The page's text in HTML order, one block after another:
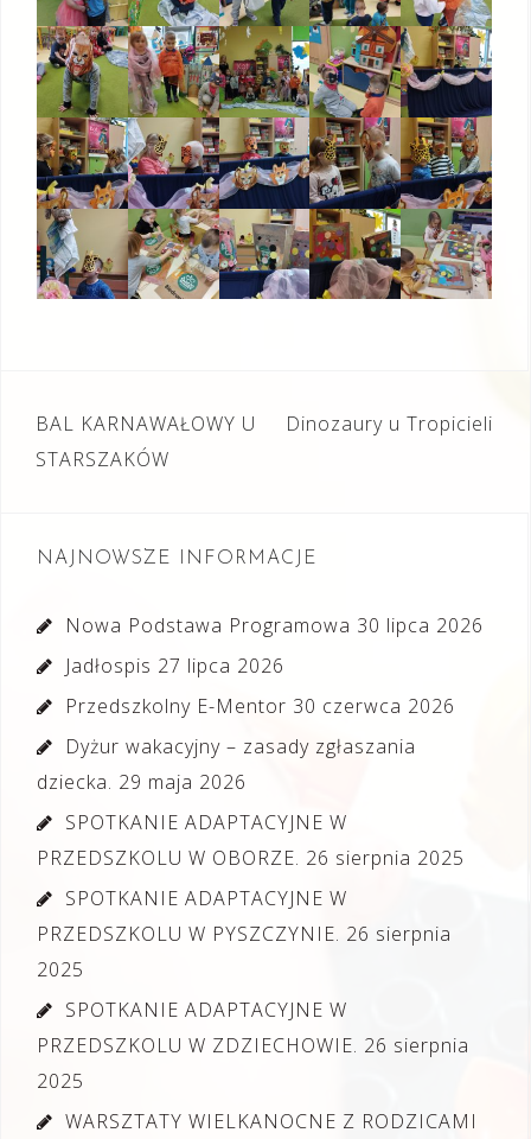
Nawigacja
wpisu
BAL KARNAWAŁOWY U
STARSZAKÓW
Dinozaury u Tropicieli
NAJNOWSZE INFORMACJE
Nowa Podstawa Programowa 30 lipca 2026
Jadłospis 27 lipca 2026
Przedszkolny E-Mentor 30 czerwca 2026
Dyżur wakacyjny – zasady zgłaszania
dziecka. 29 maja 2026
SPOTKANIE ADAPTACYJNE W
PRZEDSZKOLU W OBORZE. 26 sierpnia 2025
SPOTKANIE ADAPTACYJNE W
PRZEDSZKOLU W PYSZCZYNIE. 26 sierpnia
2025
SPOTKANIE ADAPTACYJNE W
PRZEDSZKOLU W ZDZIECHOWIE. 26 sierpnia
2025
WARSZTATY WIELKANOCNE Z RODZICAMI